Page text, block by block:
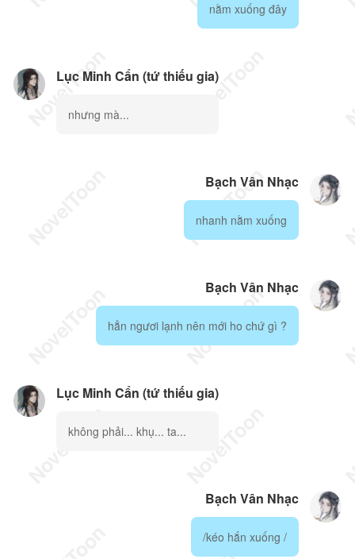
nằm xuống đây
Lục Minh Cẩn (tứ thiếu gia)
nhưng mà...
Bạch Vân Nhạc
nhanh nằm xuống
Bạch Vân Nhạc
hẳn ngươi lạnh nên mới ho chứ gì ?
Lục Minh Cẩn (tứ thiếu gia)
không phải... khụ... ta...
Bạch Vân Nhạc
/kéo hắn xuống /